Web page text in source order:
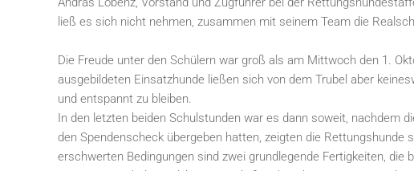
ließ es sich nicht nehmen, zusammen mit seinem Team die
Die Freude unter den Schülern war groß als am Mittwoch den 1.
ausgebildeten Einsatzhunde ließen sich von dem Trubel aber
und entspannt zu bleiben.
In den letzten beiden Schulstunden war es dann soweit, nachdem
den Spendenscheck übergeben hatten, zeigten die
erschwerten Bedingungen sind zwei grundlegende Fertigkeiten,